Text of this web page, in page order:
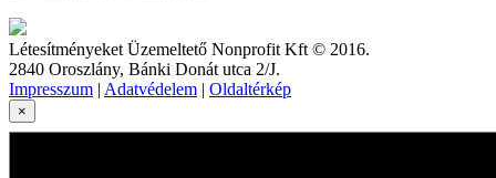
Létesítményeket Üzemeltető Nonprofit Kft © 2016.
2840 Oroszlány, Bánki Donát utca 2/J.
Impresszum | Adatvédelem | Oldaltérkép
×